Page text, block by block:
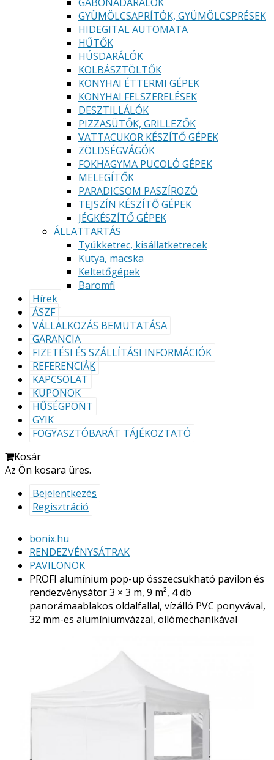
GYÜMÖLCSAPRÍTÓK, GYÜMÖLCSPRÉSEK
HIDEGITAL AUTOMATA
HŰTŐK
HÚSDARÁLÓK
KOLBÁSZTÖLTŐK
KONYHAI ÉTTERMI GÉPEK
KONYHAI FELSZERELÉSEK
DESZTILLÁLÓK
PIZZASÜTŐK, GRILLEZŐK
VATTACUKOR KÉSZÍTŐ GÉPEK
ZÖLDSÉGVÁGÓK
FOKHAGYMA PUCOLÓ GÉPEK
MELEGÍTŐK
PARADICSOM PASZÍROZÓ
TEJSZÍN KÉSZÍTŐ GÉPEK
JÉGKÉSZÍTŐ GÉPEK
ÁLLATTARTÁS
Tyúkketrec, kisállatketrecek
Kutya, macska
Keltetőgépek
Baromfi
Hírek
ÁSZF
VÁLLALKOZÁS BEMUTATÁSA
GARANCIA
FIZETÉSI ÉS SZÁLLÍTÁSI INFORMÁCIÓK
REFERENCIÁK
KAPCSOLAT
KUPONOK
HŰSÉGPONT
GYIK
FOGYASZTÓBARÁT TÁJÉKOZTATÓ
Kosár
Az Ön kosara üres.
Bejelentkezés
Regisztráció
bonix.hu
RENDEZVÉNYSÁTRAK
PAVILONOK
PROFI alumínium pop-up összecsukható pavilon és
rendezvénysátor 3 × 3 m, 9 m², 4 db
panorámaablakos oldalfallal, vízálló PVC ponyvával,
32 mm-es alumíniumvázzal, ollómechanikával